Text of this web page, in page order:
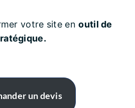
votre site enoutil de
un devis